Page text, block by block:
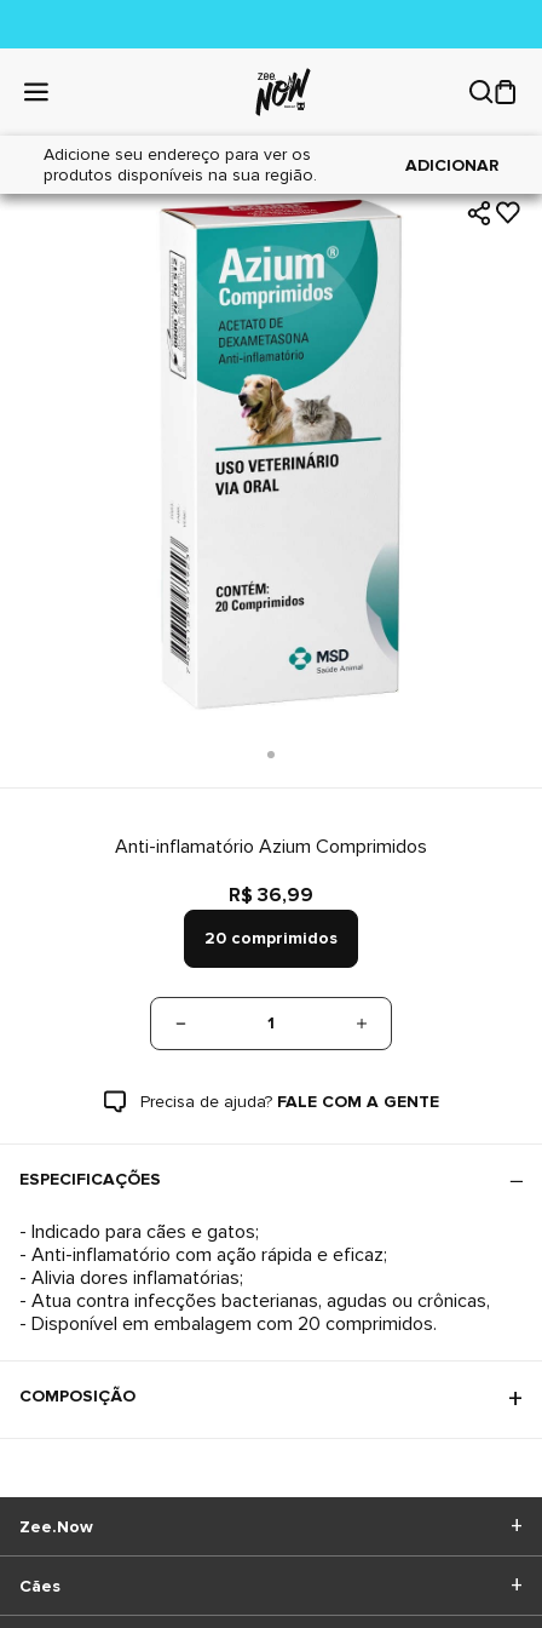
Adicione seu endereço para ver os
produtos disponíveis na sua região.
ADICIONAR
Home|Cães|Farmácia
Anti-inflamatório Azium Comprimidos
R$ 36,99
20 comprimidos
1
Precisa de ajuda? FALE COM A GENTE
ESPECIFICAÇÕES
- Indicado para cães e gatos;
- Anti-inflamatório com ação rápida e eficaz;
- Alivia dores inflamatórias;
- Atua contra infecções bacterianas, agudas ou crônicas,
- Disponível em embalagem com 20 comprimidos.
COMPOSIÇÃO
Cães
Zee.Now